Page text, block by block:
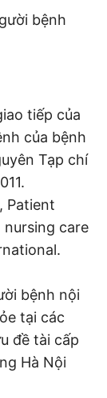
bệnh
tiếp của
của bệnh
Tạp chí
Patient
care
bệnh nội
tại các
đề tài cấp
Hà Nội